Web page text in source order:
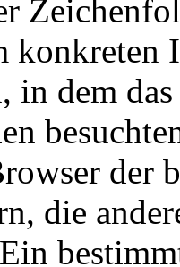
konkreten
in dem
der
die